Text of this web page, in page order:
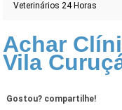
Veterinários 24 Horas
Achar
Vila
Gostou? compartilhe!